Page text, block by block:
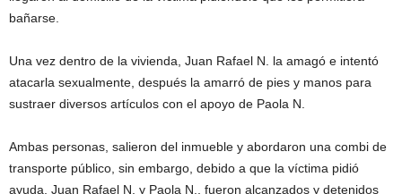
bañarse.
Una vez dentro de la vivienda, Juan Rafael N. la amagó e intentó
atacarla sexualmente, después la amarró de pies y manos para
sustraer diversos artículos con el apoyo de Paola N.
Ambas personas, salieron del inmueble y abordaron una combi de
transporte público, sin embargo, debido a que la víctima pidió
ayuda, Juan Rafael N. y Paola N., fueron alcanzados y detenidos